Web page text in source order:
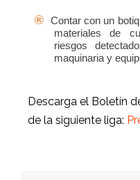
®
Contar con un
materiales de
riesgos
maquinaria y
Descarga el Boletín
de la siguiente liga: